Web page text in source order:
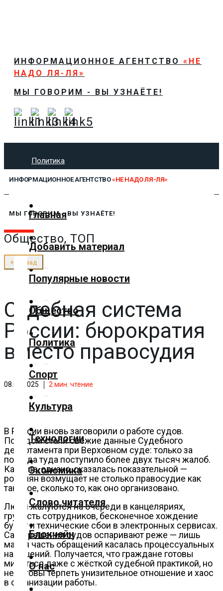
ИНФОРМАЦИОННОЕ АГЕНТСТВО «НЕ
НАДО ЛЯ-ЛЯ»
МЫ ГОВОРИМ - ВЫ УЗНАЁТЕ!
Политика
Технологии
Предложить новость
О нас
✕
материал
Популярные
новости
Общество
Политика
Спорт
Культура
Технологии
Экономика
Слово
читателя
ИНФОРМАЦИОННОЕ АГЕНТСТВО«НЕ НАДО ЛЯ-ЛЯ»
Главная
Добавить материал
Популярные новости
Общество
Политика
Спорт
Культура
Технологии
Экономика
Слово читателя
Блокчейн
О нас
МЫ ГОВОРИМ - ВЫ УЗНАЁТЕ!
Общество, ТОП
← Назад
Судебная система
России: бюрократия
вместо правосудия
08.09.2025 2 мин. чтение
В России вновь заговорили о работе судов.
Поводом стали свежие данные Судебного
департамента при Верховном суде: только за
полгода туда поступило более двух тысяч жалоб.
Картина, однако, оказалась показательной —
россиян возмущает не столько правосудие как
таковое, сколько то, как оно организовано.
Люди жалуются на очереди в канцеляриях,
грубость сотрудников, бесконечное хождение
бумаг и технические сбои в электронных сервисах.
Сами решения судов оспаривают реже — лишь
малая часть обращений касалась процессуальных
нарушений. Получается, что граждане готовы
мириться даже с жёсткой судебной практикой, но
не готовы терпеть унизительное отношение и хаос
в организации работы.